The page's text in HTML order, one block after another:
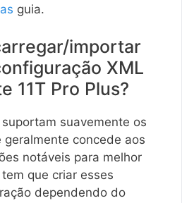
guia.
importar
XML
11T Pro Plus?
suavemente os
geralmente concede aos
notáveis ​​para melhor
que criar esses
dependendo do